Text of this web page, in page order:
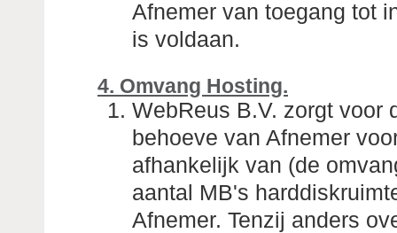
Afnemer van toegang tot
is voldaan.
4. Omvang Hosting.
WebReus B.V. zorgt voor
behoeve van Afnemer
afhankelijk van (de
aantal MB's
Afnemer. Tenzij anders